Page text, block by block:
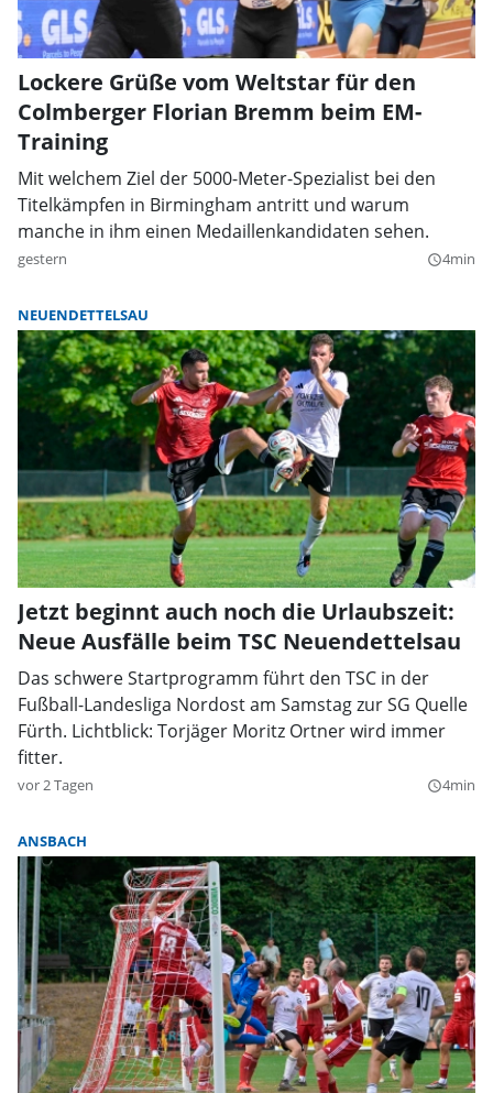
Lockere Grüße vom Weltstar für den
Colmberger Florian Bremm beim EM-
Training
Mit welchem Ziel der 5000-Meter-Spezialist bei den
Titelkämpfen in Birmingham antritt und warum
manche in ihm einen Medaillenkandidaten sehen.
gestern query_builder4min
NEUENDETTELSAU
Jetzt beginnt auch noch die Urlaubszeit:
Neue Ausfälle beim TSC Neuendettelsau
Das schwere Startprogramm führt den TSC in der
Fußball-Landesliga Nordost am Samstag zur SG Quelle
Fürth. Lichtblick: Torjäger Moritz Ortner wird immer
fitter.
vor 2 Tagen query_builder4min
ANSBACH